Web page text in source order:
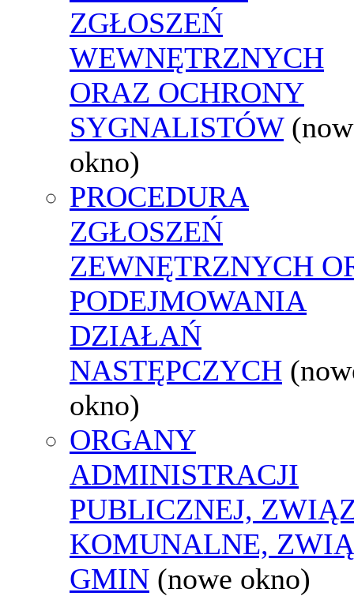
ZGŁOSZEŃ
WEWNĘTRZNYCH
ORAZ OCHRONY
SYGNALISTÓW
okno)
PROCEDURA
ZGŁOSZEŃ
ZEWNĘTRZNYCH
PODEJMOWANIA
DZIAŁAŃ
NASTĘPCZYCH
okno)
ORGANY
ADMINISTRACJI
PUBLICZNEJ,
KOMUNALNE,
GMIN (nowe okno)